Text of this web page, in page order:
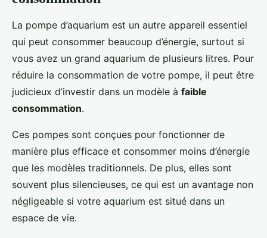
La pompe d’aquarium est un autre appareil essentiel
qui peut consommer beaucoup d’énergie, surtout si
vous avez un grand aquarium de plusieurs litres. Pour
réduire la consommation de votre pompe, il peut être
judicieux d’investir dans un modèle à faible
consommation.
Ces pompes sont conçues pour fonctionner de
manière plus efficace et consommer moins d’énergie
que les modèles traditionnels. De plus, elles sont
souvent plus silencieuses, ce qui est un avantage non
négligeable si votre aquarium est situé dans un
espace de vie.